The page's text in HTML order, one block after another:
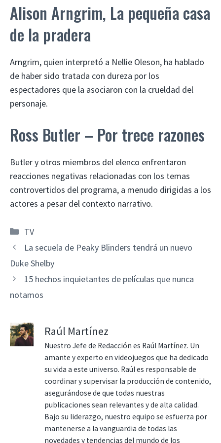
Alison Arngrim, La pequeña casa
de la pradera
Arngrim, quien interpretó a Nellie Oleson, ha hablado
de haber sido tratada con dureza por los
espectadores que la asociaron con la crueldad del
personaje.
Ross Butler – Por trece razones
Butler y otros miembros del elenco enfrentaron
reacciones negativas relacionadas con los temas
controvertidos del programa, a menudo dirigidas a los
actores a pesar del contexto narrativo.
Categorías
TV
La secuela de Peaky Blinders tendrá un nuevo
Duke Shelby
15 hechos inquietantes de películas que nunca
notamos
Raúl Martínez
Nuestro Jefe de Redacción es Raúl Martínez. Un
amante y experto en videojuegos que ha dedicado
su vida a este universo. Raúl es responsable de
coordinar y supervisar la producción de contenido,
asegurándose de que todas nuestras
publicaciones sean relevantes y de alta calidad.
Bajo su liderazgo, nuestro equipo se esfuerza por
mantenerse a la vanguardia de todas las
novedades y tendencias del mundo de los